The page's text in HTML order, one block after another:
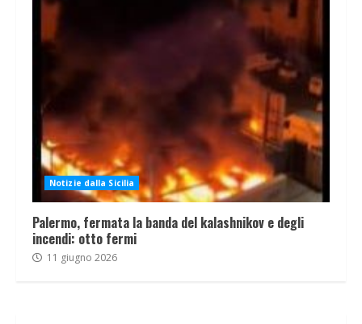
Notizie dalla Sicilia
Palermo, fermata la banda del kalashnikov e degli
incendi: otto fermi
11 giugno 2026